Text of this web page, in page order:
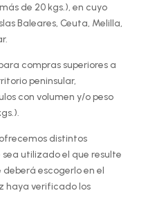
de 20 kgs.), en cuyo
Baleares, Ceuta, Melilla,
compras superiores a
peninsular,
con volumen y/o peso
distintos
utilizado el que resulte
escogerlo en el
haya verificado los